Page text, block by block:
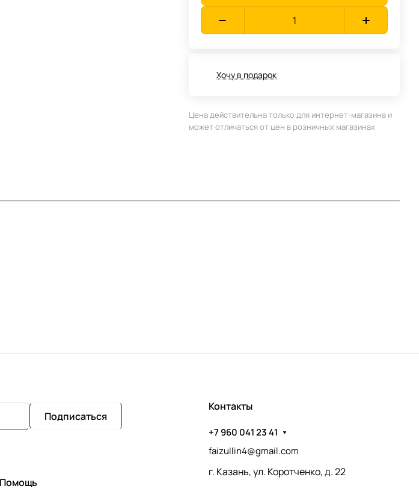
Хочу в подарок
Цена действительна только для интернет-магазина и
может отличаться от цен в розничных магазинах
Подписаться
Помощь
Контакты
+7 960 041 23 41
faizullin4@gmail.com
г. Казань, ул. Коротченко, д. 22